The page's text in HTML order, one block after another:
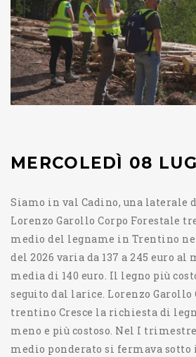
MERCOLEDÌ 08
Siamo in val Cadino, una laterale
Lorenzo Garollo Corpo Forestale
medio del legname in Trentino
del 2026 varia da 137 a 245 euro al
media di 140 euro. Il legno più
seguito dal larice. Lorenzo Garollo
trentino Cresce la richiesta di
meno e più costoso. Nel I
medio ponderato si fermava sotto